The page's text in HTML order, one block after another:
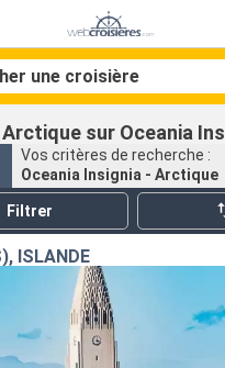
une croisière
Rechercher
sur Oceania
Vos critères de recherche :
Oceania Insignia - Arctique
Filtrer
ISLANDE